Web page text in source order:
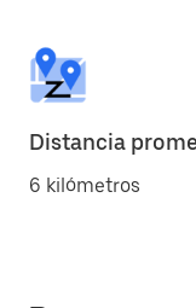
Distancia
6 kilómetros